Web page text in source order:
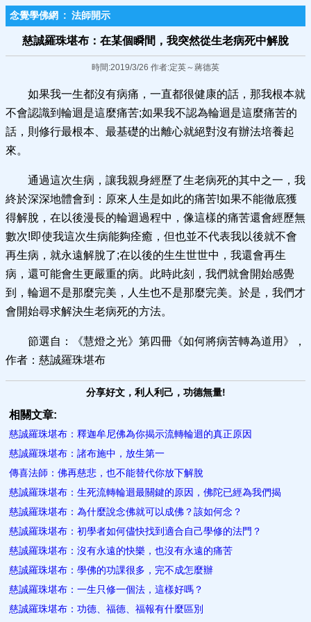
念覺學佛網 : 法師開示
慈誠羅珠堪布：在某個瞬間，我突然從生老病死中解​脫
時間:2019/3/26 作者:定英～蔣德英
如果我一生都沒有病痛，一直都很健康的話，那我根本就
不會認識到輪迴是這麼痛苦;如果我不認為輪迴是這麼痛苦的
話，則修行最根本、最基礎的出離心就絕對沒有辦法培養起
來。
通過這次生病，讓我親身經歷了生老病死的其中之一，我
終於深深地體會到：原來人生是如此的痛苦!如果不能徹底獲
得解脫，在以後漫長的輪迴過程中，像這樣的痛苦還會經歷無
數次!即使我這次生病能夠痊癒，但也並不代表我以後就不會
再生病，就永遠解脫了;在以後的生生世世中，我還會再生
病，還可能會生更嚴重的病。此時此刻，我們就會開始感覺
到，輪迴不是那麼完美，人生也不是那麼完美。於是，我們才
會開始尋求解決生老病死的方法。
節選自：《慧燈之光》第四冊《如何將病苦轉為道用》，
作者：慈誠羅珠堪布
分享好文，利人利己，功德無量!
相關文章:
慈誠羅珠堪布：釋迦牟尼佛為你揭示流轉輪迴的真正原因
慈誠羅珠堪布：諸布施中，放生第一
傳喜法師：佛再慈悲，也不能替代你放下解​脫
慈誠羅珠堪布：生死流轉輪迴最關鍵的原因，佛陀已經為我們揭
慈誠羅珠堪布：為什麼說念佛就可以成佛？該如何念？
慈誠羅珠堪布：初學者如何儘快找到適合自己學修的法門？
慈誠羅珠堪布：沒有永遠的快樂，也沒有永遠的痛苦
慈誠羅珠堪布：學佛的功課很多，完不成​怎麼辦
慈誠羅珠堪布：一生只修一個法，這樣好嗎？
慈誠羅珠堪布：功德、福德、福報有什麼區別